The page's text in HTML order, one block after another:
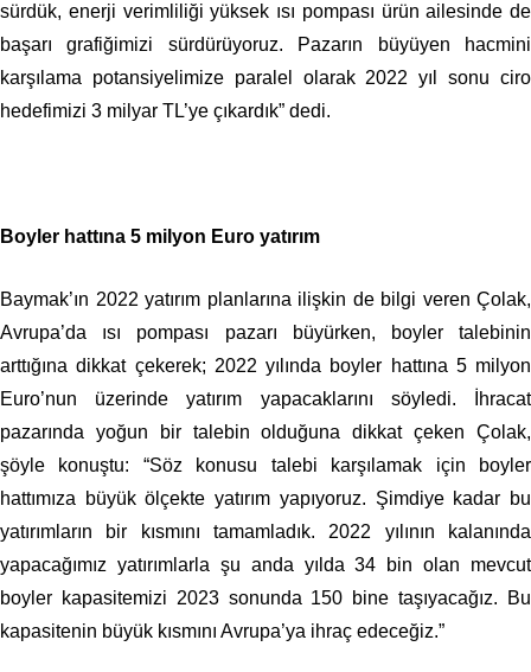
sürdük, enerji verimliliği yüksek ısı pompası ürün ailesinde de
başarı grafiğimizi sürdürüyoruz. Pazarın büyüyen hacmini
karşılama potansiyelimize paralel olarak 2022 yıl sonu ciro
hedefimizi 3 milyar TL’ye çıkardık” dedi.
Boyler hattına 5 milyon Euro yatırım
Baymak’ın 2022 yatırım planlarına ilişkin de bilgi veren Çolak,
Avrupa’da ısı pompası pazarı büyürken, boyler talebinin
arttığına dikkat çekerek; 2022 yılında boyler hattına 5 milyon
Euro’nun üzerinde yatırım yapacaklarını söyledi. İhracat
pazarında yoğun bir talebin olduğuna dikkat çeken Çolak,
şöyle konuştu: “Söz konusu talebi karşılamak için boyler
hattımıza büyük ölçekte yatırım yapıyoruz. Şimdiye kadar bu
yatırımların bir kısmını tamamladık. 2022 yılının kalanında
yapacağımız yatırımlarla şu anda yılda 34 bin olan mevcut
boyler kapasitemizi 2023 sonunda 150 bine taşıyacağız. Bu
kapasitenin büyük kısmını Avrupa’ya ihraç edeceğiz.”